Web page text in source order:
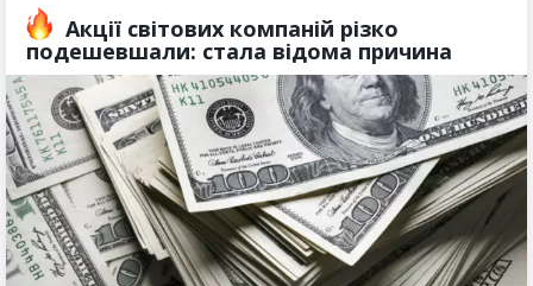
Акції світових компаній різко
подешевшали: стала відома причина